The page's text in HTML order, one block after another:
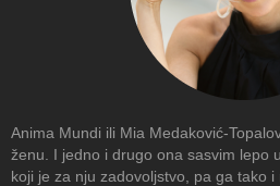
Anima Mundi ili Mia Medaković-
ženu. I jedno i drugo ona sasvim lepo
koji je za nju zadovoljstvo, pa ga tako